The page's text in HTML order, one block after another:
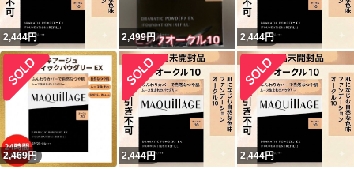
2,444円 2,499円 2,444円
2,469円 2,444円 2,444円